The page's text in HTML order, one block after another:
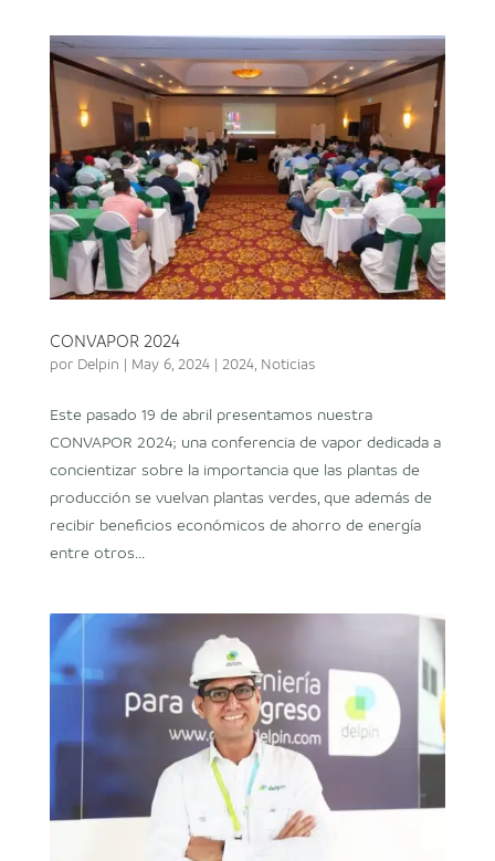
CONVAPOR 2024
por Delpin | May 6, 2024| 2024, Noticias
Este pasado 19 de abril presentamos nuestra
CONVAPOR 2024; una conferencia de vapor dedicada a
concientizar sobre la importancia que las plantas de
producción se vuelvan plantas verdes, que además de
recibir beneficios económicos de ahorro de energía
entre otros...